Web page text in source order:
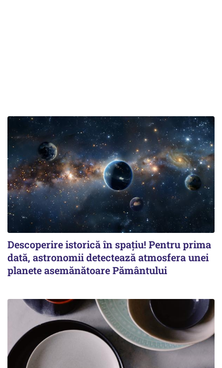
Descoperire istorică în spațiu! Pentru prima
dată, astronomii detectează atmosfera unei
planete asemănătoare Pământului